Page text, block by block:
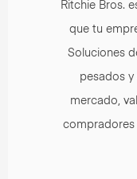
Ritchie Bros.
que tu
Soluciones
pesados
mercado,
compradores